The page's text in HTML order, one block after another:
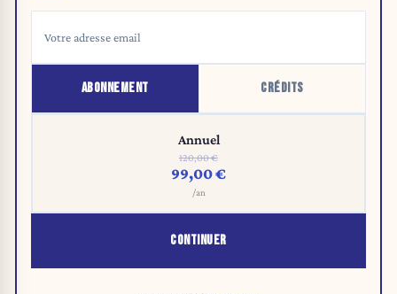
ABONNEMENT CRÉDITS
Annuel
120,00 €
99,00 €
/an
CONTINUER